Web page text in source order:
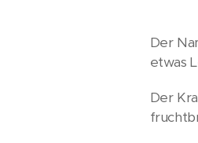
Der
etwas
Der